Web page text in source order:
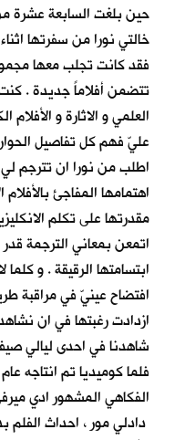
حين بلغت السابعة عشرة
خالتي نورا من سفرتها
فقد كانت تجلب معها
تتضمن أفلاماً جديدة .
العلمي و الاثارة و
عليّ فهم كل تفاصيل الحوار
اطلب من نورا ان تترجم
اهتمامها المفاجئ بالأفلام
مقدرتها على تكلم
اتمعن بمعاني الترجمة
ابتسامتها الرقيقة . و
افتضاح عينيّ في مراقبة
ازدادت رغبتها في ان
شاهدنا في احدى ليالي
الفكاهي المشهور ادي
دادلي مور ، احداث